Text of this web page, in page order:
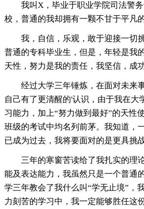
我叫X，毕业于职业学院司法警
校，普通的我却拥有一颗不甘于平凡的
我，自信，乐观，敢于迎接一切
普通的专科毕业生，但是，年轻是我
天性，努力是我的责任，我坚信，成
经过大学三年锤炼，在面对未来
自己有了更清醒的'认识，由于我在大
习能力，加上“努力做到最好”的天性
班级的考试中均名列前茅。我知道，
已成为过去，我将要面对的是更具挑
三年的寒窗苦读给了我扎实的理
能及表达能力，我虽然只是一个普通
学三年教会了我什么叫“学无止境”，
力刻苦的学习中，我一定能够胜任这